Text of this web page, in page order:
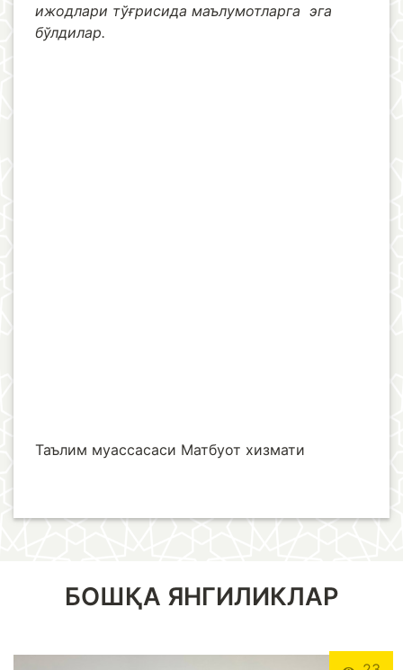
ижодлари тўғрисида маълумотларга эга
бўлдилар.
Таълим муассасаси Матбуот хизмати
БОШҚА ЯНГИЛИКЛАР